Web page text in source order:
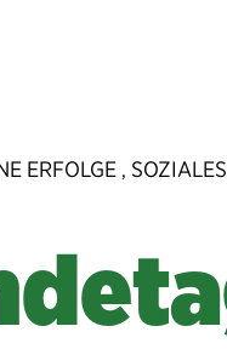
ERFOLGE ,SOZIALES